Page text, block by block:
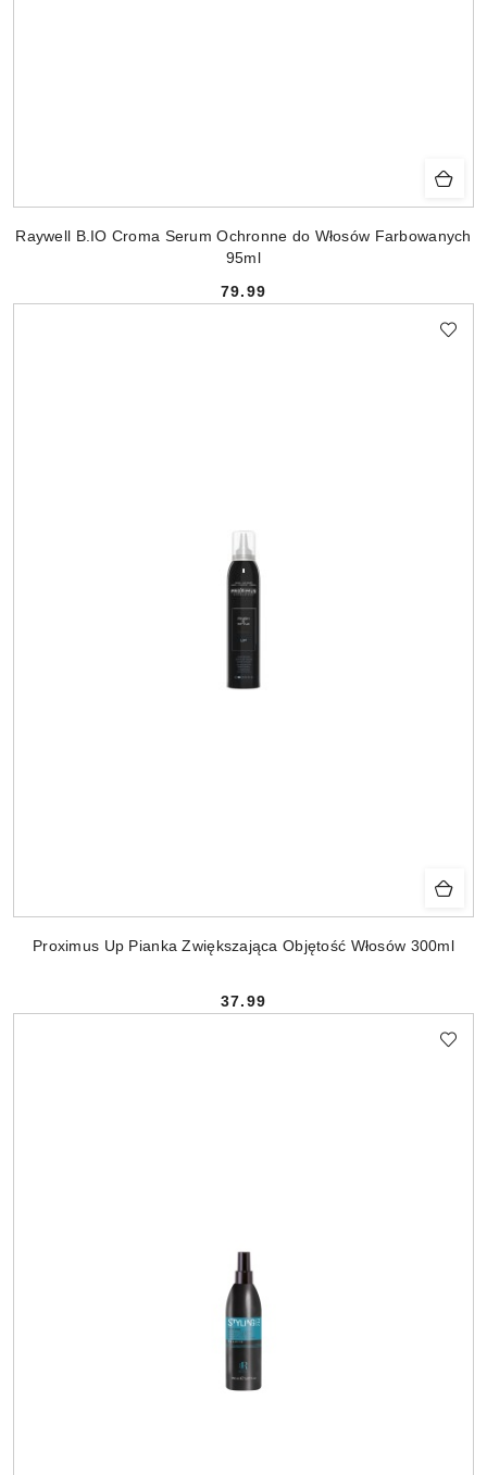
Raywell B.IO Croma Serum Ochronne do Włosów Farbowanych
95ml
Cena:
79.99
Proximus Up Pianka Zwiększająca Objętość Włosów 300ml
Cena:
37.99